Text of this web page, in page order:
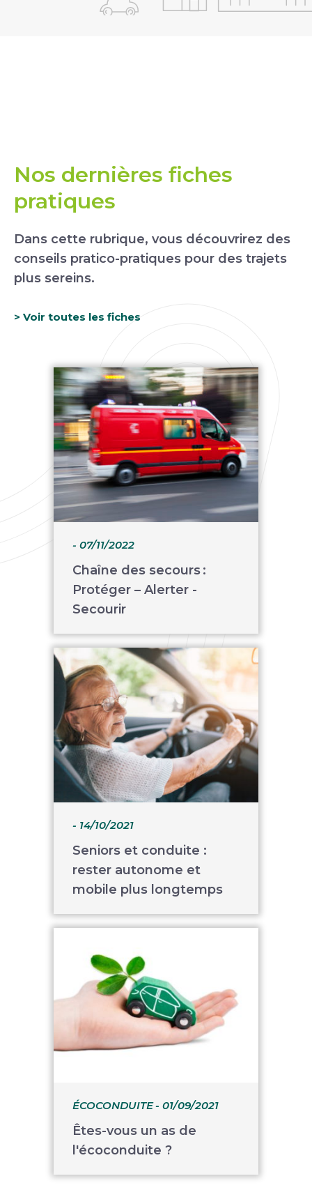
Nos dernières fiches
pratiques
Dans cette rubrique, vous découvrirez des
conseils pratico-pratiques pour des trajets
plus sereins.
> Voir toutes les fiches
- 07/11/2022
Chaîne des secours :
Protéger – Alerter -
Secourir
- 14/10/2021
Seniors et conduite :
rester autonome et
mobile plus longtemps
ÉCOCONDUITE- 01/09/2021
Êtes-vous un as de
l'écoconduite ?